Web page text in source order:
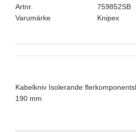
Artnr.
759852SB
Varumärke
Knipex
Kabelkniv Isolerande
190 mm